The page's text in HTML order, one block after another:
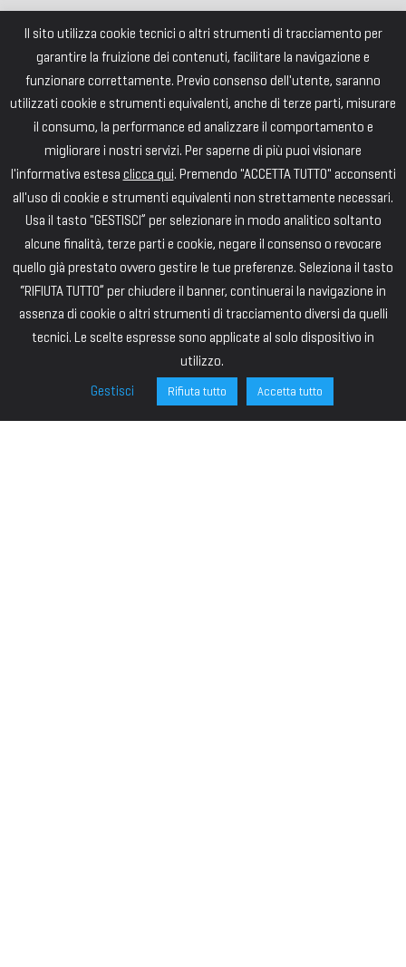
Il sito utilizza cookie tecnici o altri strumenti di tracciamento per
garantire la fruizione dei contenuti, facilitare la navigazione e
funzionare correttamente. Previo consenso dell'utente, saranno
utilizzati cookie e strumenti equivalenti, anche di terze parti, misurare
il consumo, la performance ed analizzare il comportamento e
migliorare i nostri servizi. Per saperne di più puoi visionare
l'informativa estesa clicca qui. Premendo "ACCETTA TUTTO" acconsenti
all'uso di cookie e strumenti equivalenti non strettamente necessari.
Usa il tasto "GESTISCI” per selezionare in modo analitico soltanto
alcune finalità, terze parti e cookie, negare il consenso o revocare
quello già prestato ovvero gestire le tue preferenze. Seleziona il tasto
“RIFIUTA TUTTO” per chiudere il banner, continuerai la navigazione in
assenza di cookie o altri strumenti di tracciamento diversi da quelli
tecnici. Le scelte espresse sono applicate al solo dispositivo in
utilizzo.
Gestisci
Rifiuta tutto Accetta tutto